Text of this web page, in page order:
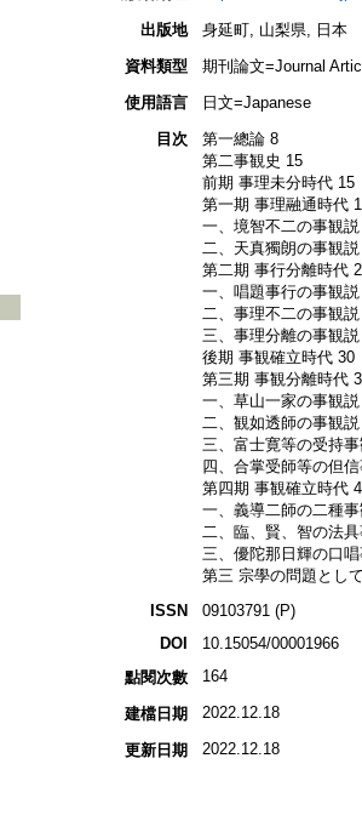
出版地
身延町, 山梨県, 日本
資料類型
期刊論文=Journal
使用語言
日文=Japanese
目次
第一總論 8
第二事観史 15
前期 事理未分時代 15
第一期 事理融通時代
一、境智不二の事観
二、天真獨朗の事観
第二期 事行分離時代
一、唱題事行の事観
二、事理不二の事観
三、事理分離の事観
後期 事観確立時代 30
第三期 事観分離時代
一、草山一家の事観
二、観如透師の事観
三、富士寛等の受持
四、合掌受師等の但
第四期 事観確立時代
一、義導二師の二種
二、臨、賢、智の法
三、優陀那日輝の口
第三 宗學の問題とし
ISSN
09103791 (P)
DOI
10.15054/00001966
點閱次數
164
建檔日期 2022.12.18
更新日期 2022.12.18